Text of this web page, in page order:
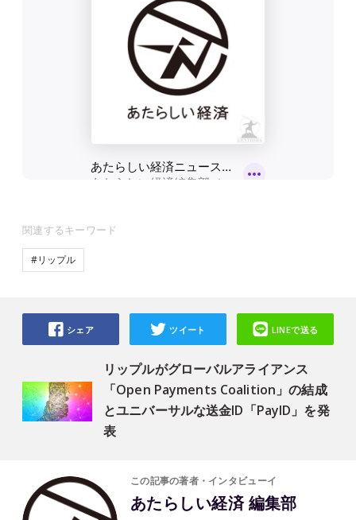
関連するキーワード
#リップル
リップルがグローバルアライアンス
「Open Payments Coalition」の結成
とユニバーサルな送金ID「PayID」を発
表
シェア ツイート LINEで送る
この記事の著者・インタビューイ
あたらしい経済 編集部